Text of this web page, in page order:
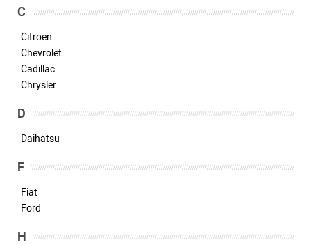
C
Citroen
Chevrolet
Cadillac
Chrysler
D
Daihatsu
F
Fiat
Ford
H